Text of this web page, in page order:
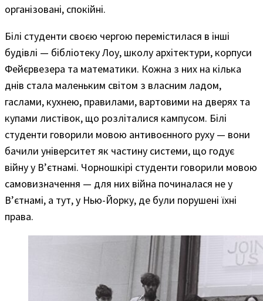
організовані, спокійні.
Білі студенти своєю чергою перемістилася в інші
будівлі — бібліотеку Лоу, школу архітектури, корпуси
Фейєрвезера та математики. Кожна з них на кілька
днів стала маленьким світом з власним ладом,
гаслами, кухнею, правилами, вартовими на дверях та
купами листівок, що розліталися кампусом. Білі
студенти говорили мовою антивоєнного руху — вони
бачили університет як частину системи, що годує
війну у В’єтнамі. Чорношкірі студенти говорили мовою
самовизначення — для них війна починалася не у
В’єтнамі, а тут, у Нью-Йорку, де були порушені їхні
права.